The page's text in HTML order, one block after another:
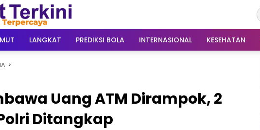
LANGKAT PREDIKSI BOLA INTERNASIONAL KESEHATAN
Uang ATM Dirampok, 2
Ditangkap